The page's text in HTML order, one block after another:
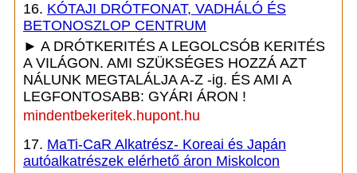
16. KÓTAJI DRÓTFONAT, VADHÁLÓ ÉS
BETONOSZLOP CENTRUM
► A DRÓTKERITÉS A LEGOLCSÓB KERITÉS
A VILÁGON. AMI SZÜKSÉGES HOZZÁ AZT
NÁLUNK MEGTALÁLJA A-Z -ig. ÉS AMI A
LEGFONTOSABB: GYÁRI ÁRON !
mindentbekeritek.hupont.hu
17. MaTi-CaR Alkatrész- Koreai és Japán
autóalkatrészek elérhető áron Miskolcon